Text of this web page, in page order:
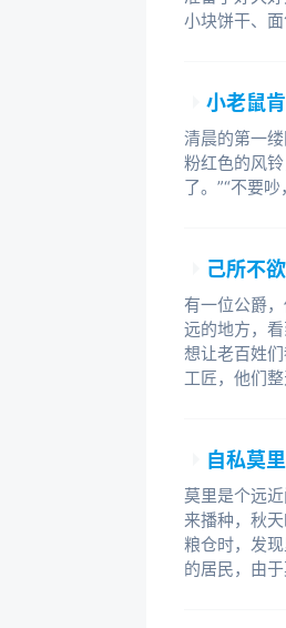
小块饼干、
小老鼠
清晨的第一
粉红色的风
了。”“不要
己所不
有一位公爵
远的地方，
想让老百姓
工匠，他们
自私莫
莫里是个远
来播种，秋
粮仓时，发
的居民，由